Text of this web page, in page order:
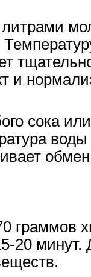
литрами
сока
граммов
20 минут.